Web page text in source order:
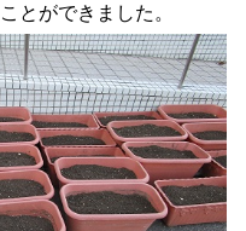
とができました。